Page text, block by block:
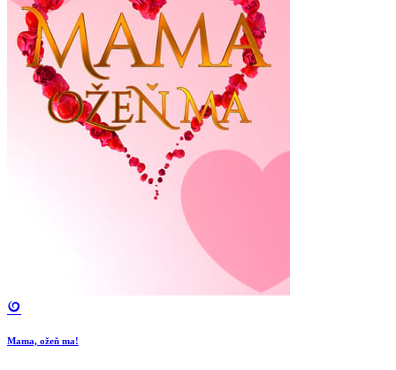
Mama, ožeň ma!